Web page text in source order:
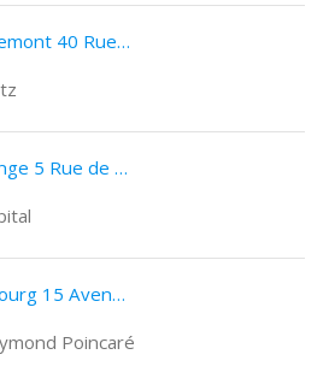
BNP Paribas Faulquemont 40 Rue de Metz
BNP Paribas Morhange 5 Rue de L'hôpital
BNP Paribas Sarrebourg 15 Avenue Raymond Poincaré
Poincaré